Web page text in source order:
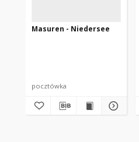
Masuren - Niedersee
pocztówka